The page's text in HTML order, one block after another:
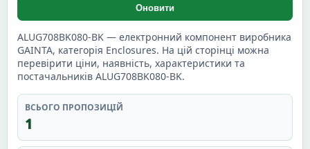
Оновити
ALUG708BK080-BK — електронний компонент виробника
GAINTA, категорія Enclosures. На цій сторінці можна
перевірити ціни, наявність, характеристики та
постачальників ALUG708BK080-BK.
ВСЬОГО ПРОПОЗИЦІЙ
1